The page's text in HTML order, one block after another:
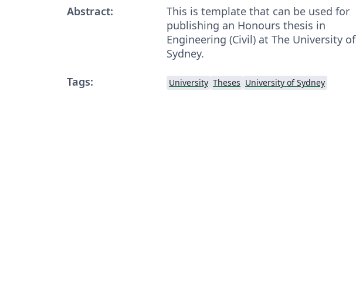
Abstract:
This is template that can be used for
publishing an Honours thesis in
Engineering (Civil) at The University of
Sydney.
Tags:
University Theses University of Sydney